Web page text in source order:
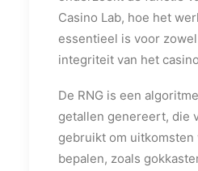
Casino Lab, hoe het
essentieel is voor
integriteit van het
De RNG is een
getallen genereert, die
gebruikt om uitkomsten
bepalen, zoals